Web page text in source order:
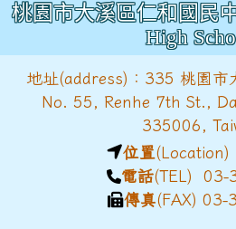
桃園市大溪區仁和國民
High
地址(address)：335 桃園市
No. 55, Renhe 7th St.,
335006,
位置(Location)
電話(TEL) 03-
傳真(FAX) 03-